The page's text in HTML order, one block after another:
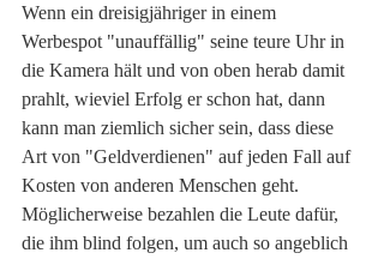
Wenn ein dreisigjähriger in einem
Werbespot "unauffällig" seine teure Uhr in
die Kamera hält und von oben herab damit
prahlt, wieviel Erfolg er schon hat, dann
kann man ziemlich sicher sein, dass diese
Art von "Geldverdienen" auf jeden Fall auf
Kosten von anderen Menschen geht.
Möglicherweise bezahlen die Leute dafür,
die ihm blind folgen, um auch so angeblich